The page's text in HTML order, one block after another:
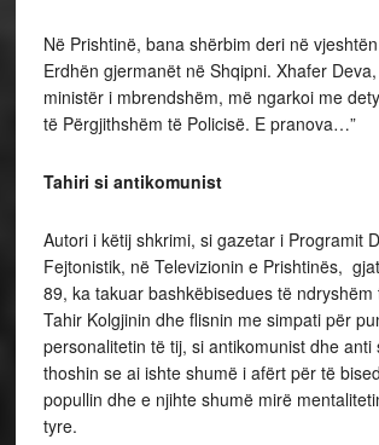
Në Prishtinë, bana shërbim deri në
Erdhën gjermanët në Shqipni. Xhafer
ministër i mbrendshëm, më ngarkoi me
të Përgjithshëm të Policisë. E pranova…”
Tahiri si antikomunist
Autori i këtij shkrimi, si gazetar i Programit
Fejtonistik, në Televizionin e Prishtinës,
89, ka takuar bashkëbisedues të ndryshëm
Tahir Kolgjinin dhe flisnin me simpati për
personalitetin të tij, si antikomunist dhe anti
thoshin se ai ishte shumë i afërt për të
popullin dhe e njihte shumë mirë
tyre.